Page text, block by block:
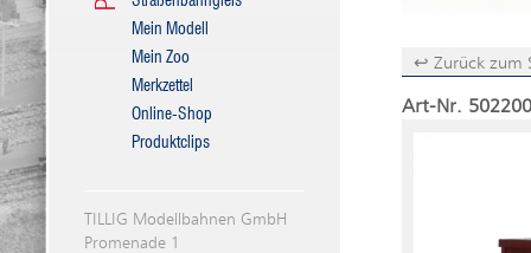
Mein Modell
Mein Zoo
Merkzettel
Online-Shop
Produktclips
TILLIG Modellbahnen GmbH
Promenade 1
↩ Zurück zum
Art-Nr.